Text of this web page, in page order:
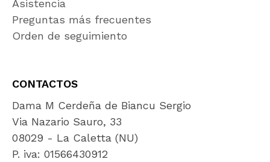
Asistencia
Preguntas más frecuentes
Orden de seguimiento
CONTACTOS
Dama M Cerdeña de Biancu Sergio
Via Nazario Sauro, 33
08029 - La Caletta (NU)
P. iva: 01566430912